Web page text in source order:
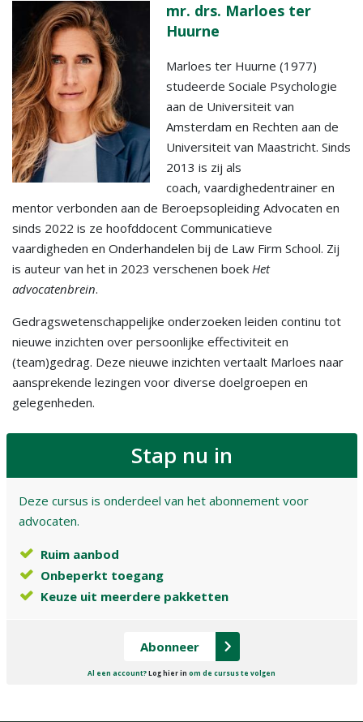
mr. drs. Marloes ter
Huurne
Marloes ter Huurne (1977)
studeerde Sociale Psychologie
aan de Universiteit van
Amsterdam en Rechten aan de
Universiteit van Maastricht. Sinds
2013 is zij als
coach, vaardighedentrainer en
mentor verbonden aan de Beroepsopleiding Advocaten en
sinds 2022 is ze hoofddocent Communicatieve
vaardigheden en Onderhandelen bij de Law Firm School. Zij
is auteur van het in 2023 verschenen boek Het
advocatenbrein.
Gedragswetenschappelijke onderzoeken leiden continu tot
nieuwe inzichten over persoonlijke effectiviteit en
(team)gedrag. Deze nieuwe inzichten vertaalt Marloes naar
aansprekende lezingen voor diverse doelgroepen en
gelegenheden.
Stap nu in
Deze cursus is onderdeel van het abonnement voor
advocaten.
Ruim aanbod
Onbeperkt toegang
Keuze uit meerdere pakketten
Abonneer
Al een account?Log hier in om de cursus te volgen